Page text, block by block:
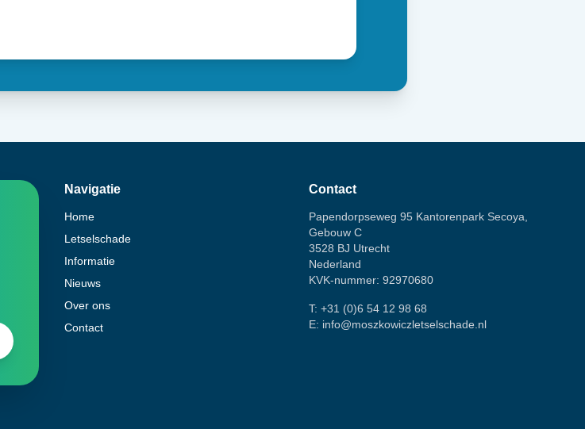
Navigatie
Home
Letselschade
Informatie
Nieuws
Over ons
Contact
Contact
Papendorpseweg 95 Kantorenpark Secoya,
Gebouw C
3528 BJ Utrecht
Nederland
KVK-nummer: 92970680
T: +31 (0)6 54 12 98 68
E: info@moszkowiczletselschade.nl